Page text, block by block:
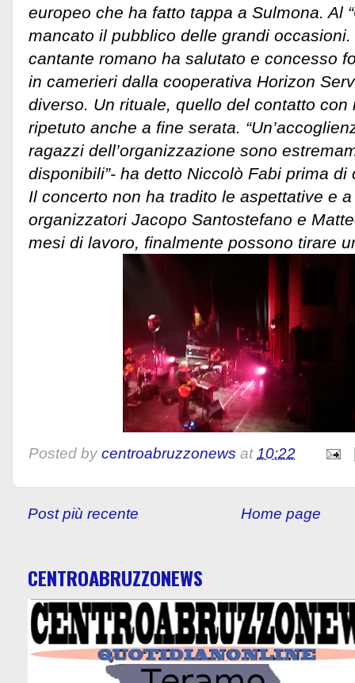
europeo che ha fatto tappa a Sulmona. Al
mancato il pubblico delle grandi
cantante romano ha salutato e concesso
in camerieri dalla cooperativa Horizon
diverso. Un rituale, quello del contatto
ripetuto anche a fine serata.
ragazzi dell’organizzazione sono
disponibili”- ha detto Niccolò Fabi prima
Il concerto non ha tradito le aspettative e
organizzatori Jacopo Santostefano e
mesi di lavoro, finalmente possono tirare
Posted by centroabruzzonews at10:22
Post più recente Home page
CENTROABRUZZONEWS